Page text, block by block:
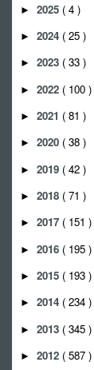
► 2025 ( 4 )
► 2024 ( 25 )
► 2023 ( 33 )
► 2022 ( 100 )
► 2021 ( 81 )
► 2020 ( 38 )
► 2019 ( 42 )
► 2018 ( 71 )
► 2017 ( 151 )
► 2016 ( 195 )
► 2015 ( 193 )
► 2014 ( 234 )
► 2013 ( 345 )
► 2012 ( 587 )